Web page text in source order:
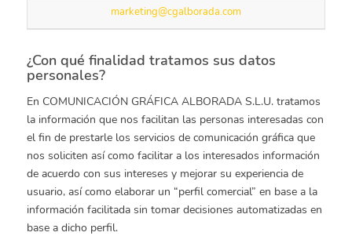
marketing@cgalborada.com
¿Con qué finalidad tratamos sus datos
personales?
En COMUNICACIÓN GRÁFICA ALBORADA S.L.U. tratamos
la información que nos facilitan las personas interesadas con
el fin de prestarle los servicios de comunicación gráfica que
nos soliciten así como facilitar a los interesados información
de acuerdo con sus intereses y mejorar su experiencia de
usuario, así como elaborar un “perfil comercial” en base a la
información facilitada sin tomar decisiones automatizadas en
base a dicho perfil.